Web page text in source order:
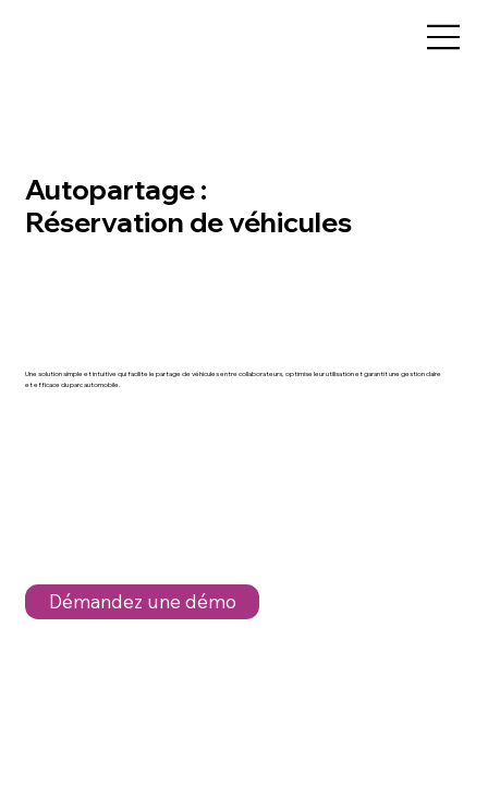
Autopartage :
​Réservation de véhicules
Une solution simple et intuitive qui facilite le partage de véhicules entre collaborateurs, optimise leur utilisation et garantit une gestion claire
et efficace du parc automobile.
Démandez une démo